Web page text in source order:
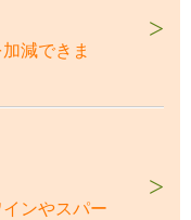
減できま
ンやスパー